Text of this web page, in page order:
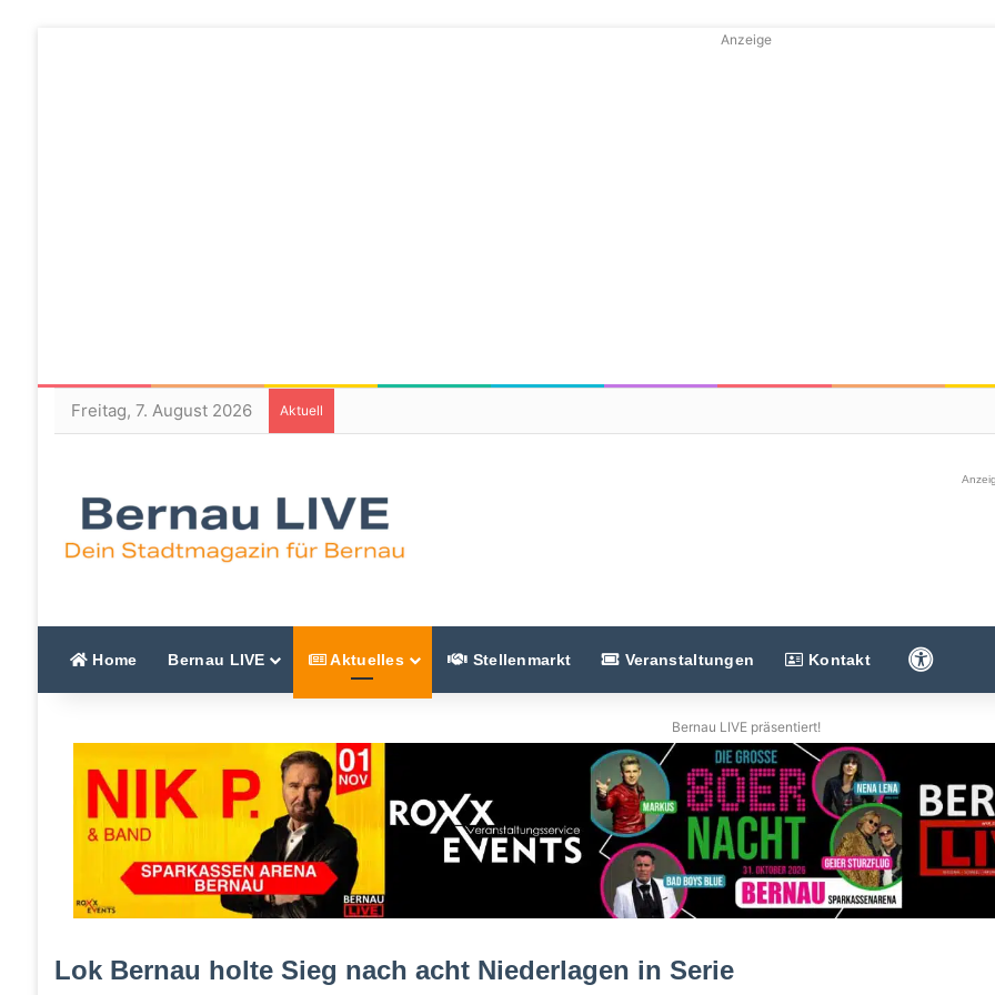
Anzeige
Freitag, 7. August 2026 Aktuell
Home Bernau LIVE Aktuelles Stellenmarkt Veranstaltungen Kontakt
Bernau LIVE präsentiert!
Lok Bernau holte Sieg nach acht Niederlagen in Serie